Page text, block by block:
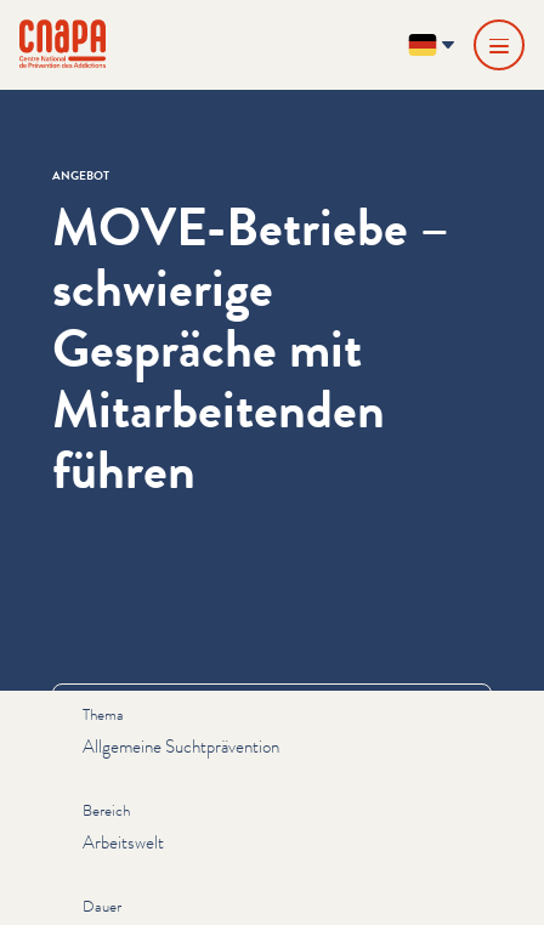
cnapa
DE
ANGEBOT
MOVE-Betriebe –
schwierige
Gespräche mit
Mitarbeitenden
führen
Thema
Allgemeine Suchtprävention
Bereich
Arbeitswelt
Dauer